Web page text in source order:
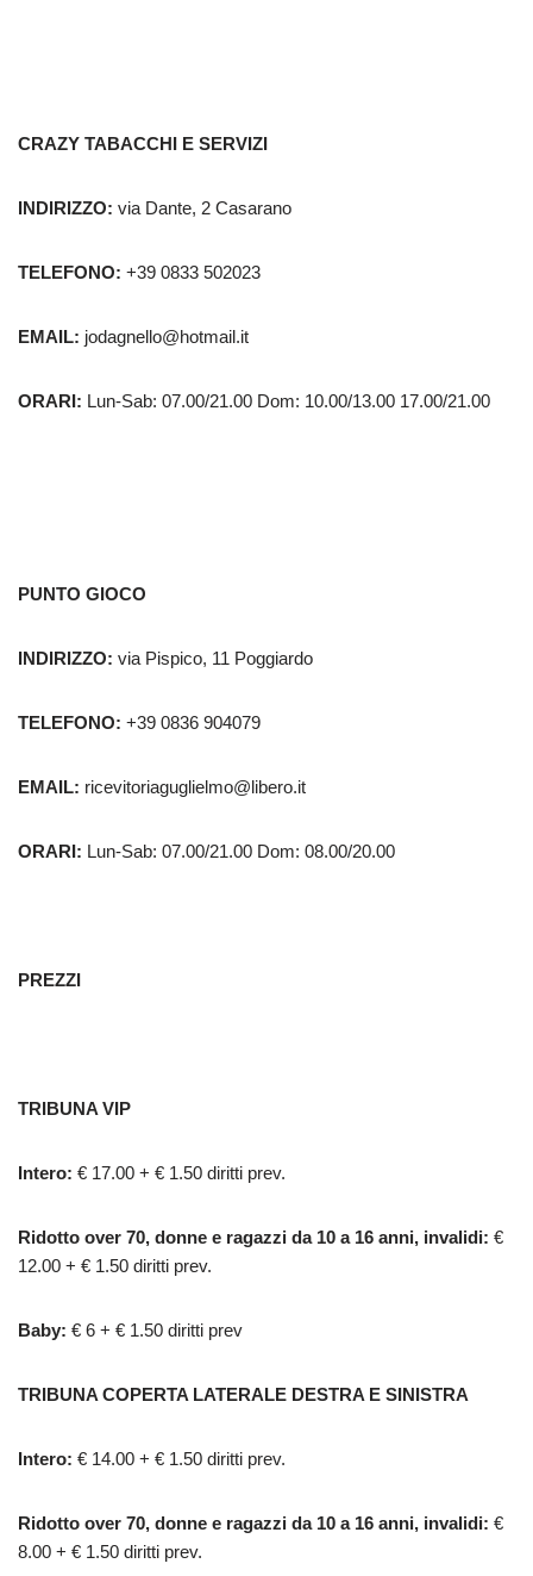
CRAZY TABACCHI E SERVIZI
INDIRIZZO: via Dante, 2 Casarano
TELEFONO: +39 0833 502023
EMAIL: jodagnello@hotmail.it
ORARI: Lun-Sab: 07.00/21.00 Dom: 10.00/13.00 17.00/21.00
PUNTO GIOCO
INDIRIZZO: via Pispico, 11 Poggiardo
TELEFONO: +39 0836 904079
EMAIL: ricevitoriaguglielmo@libero.it
ORARI: Lun-Sab: 07.00/21.00 Dom: 08.00/20.00
PREZZI
TRIBUNA VIP
Intero: € 17.00 + € 1.50 diritti prev.
Ridotto over 70, donne e ragazzi da 10 a 16 anni, invalidi: €
12.00 + € 1.50 diritti prev.
Baby: € 6 + € 1.50 diritti prev
TRIBUNA COPERTA LATERALE DESTRA E SINISTRA
Intero: € 14.00 + € 1.50 diritti prev.
Ridotto over 70, donne e ragazzi da 10 a 16 anni, invalidi: €
8.00 + € 1.50 diritti prev.